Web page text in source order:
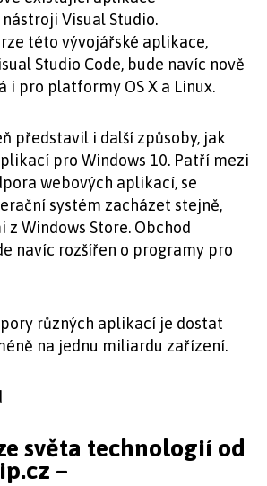
Visual Studio.
této vývojářské aplikace,
Studio Code, bude navíc nově
i pro platformy OS X a Linux.
představil i další způsoby, jak
pro Windows 10. Patří mezi
webových aplikací, se
systém zacházet stejně,
z Windows Store. Obchod
navíc rozšířen o programy pro
různých aplikací je dostat
na jednu miliardu zařízení.
světa technologií od
–